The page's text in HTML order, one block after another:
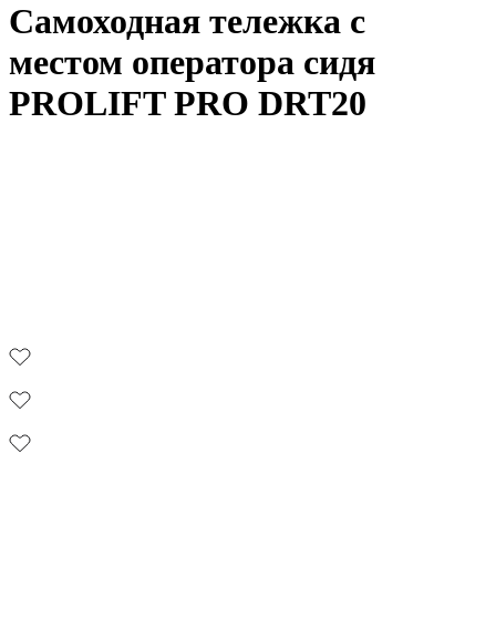
Самоходная тележка с
местом оператора сидя
PROLIFT PRO DRT20